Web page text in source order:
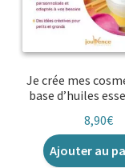
Je crée mes
base d’huiles
8,90€
Ajouter au